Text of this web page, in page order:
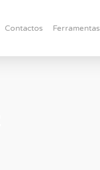
Contactos Ferramentas